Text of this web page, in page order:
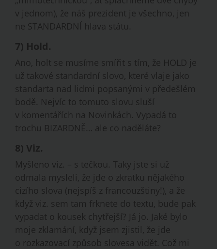
v jednom), že náš prezident je všechno, jen
ne STANDARDNÍ hlava státu.
7) Hold.
Ano, holt se musíme smířit s tím, že HOLD je
už takové standardní slovo, které vlaje jako
standarta nad lidmi popsanými v předešlém
bodě. Nejvíc to tomuto slovu sluší
v komentářích na Novinkách. Vypadá to
trochu BIZARDNĚ… ale co naděláte?
8) Viz.
Myšleno viz. – s tečkou. Taky jste si už
odmala mysleli, že jde o zkratku nějakého
cizího slova (nejspíš z francouzštiny!), a že
když viz. sem tam frknete do textu, bude pak
vypadat o kousek chytřejší? Já jo. Jaké bylo
moje zklamání, když jsem zjistil, že jde
o rozkazovací způsob slovesa vidět. Což mi